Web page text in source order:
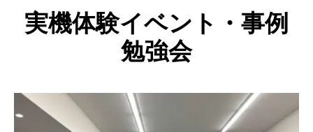
実機体験イベント・事例
勉強会